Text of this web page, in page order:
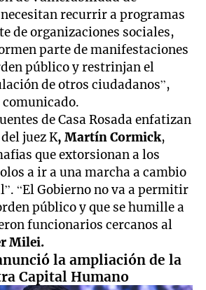
recurrir a programas
de organizaciones sociales,
parte de manifestaciones
público y restrinjan el
de otros ciudadanos”,
de Casa Rosada enfatizan
juez K, Martín Cormick,
que extorsionan a los
a ir a una marcha a cambio
“El Gobierno no va a permitir
público y que se humille a
funcionarios cercanos al
Milei.
la ampliación de la
Capital Humano